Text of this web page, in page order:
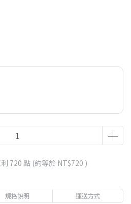
720 點 (約等於 NT$720 )
規格說明 運送方式